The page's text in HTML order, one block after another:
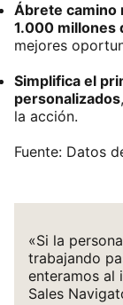
Ábrete camino
1.000 millones
mejores
Simplifica el
personalizados
la acción.
Fuente: Datos
«Si la
trabajando
enteramos al
Sales